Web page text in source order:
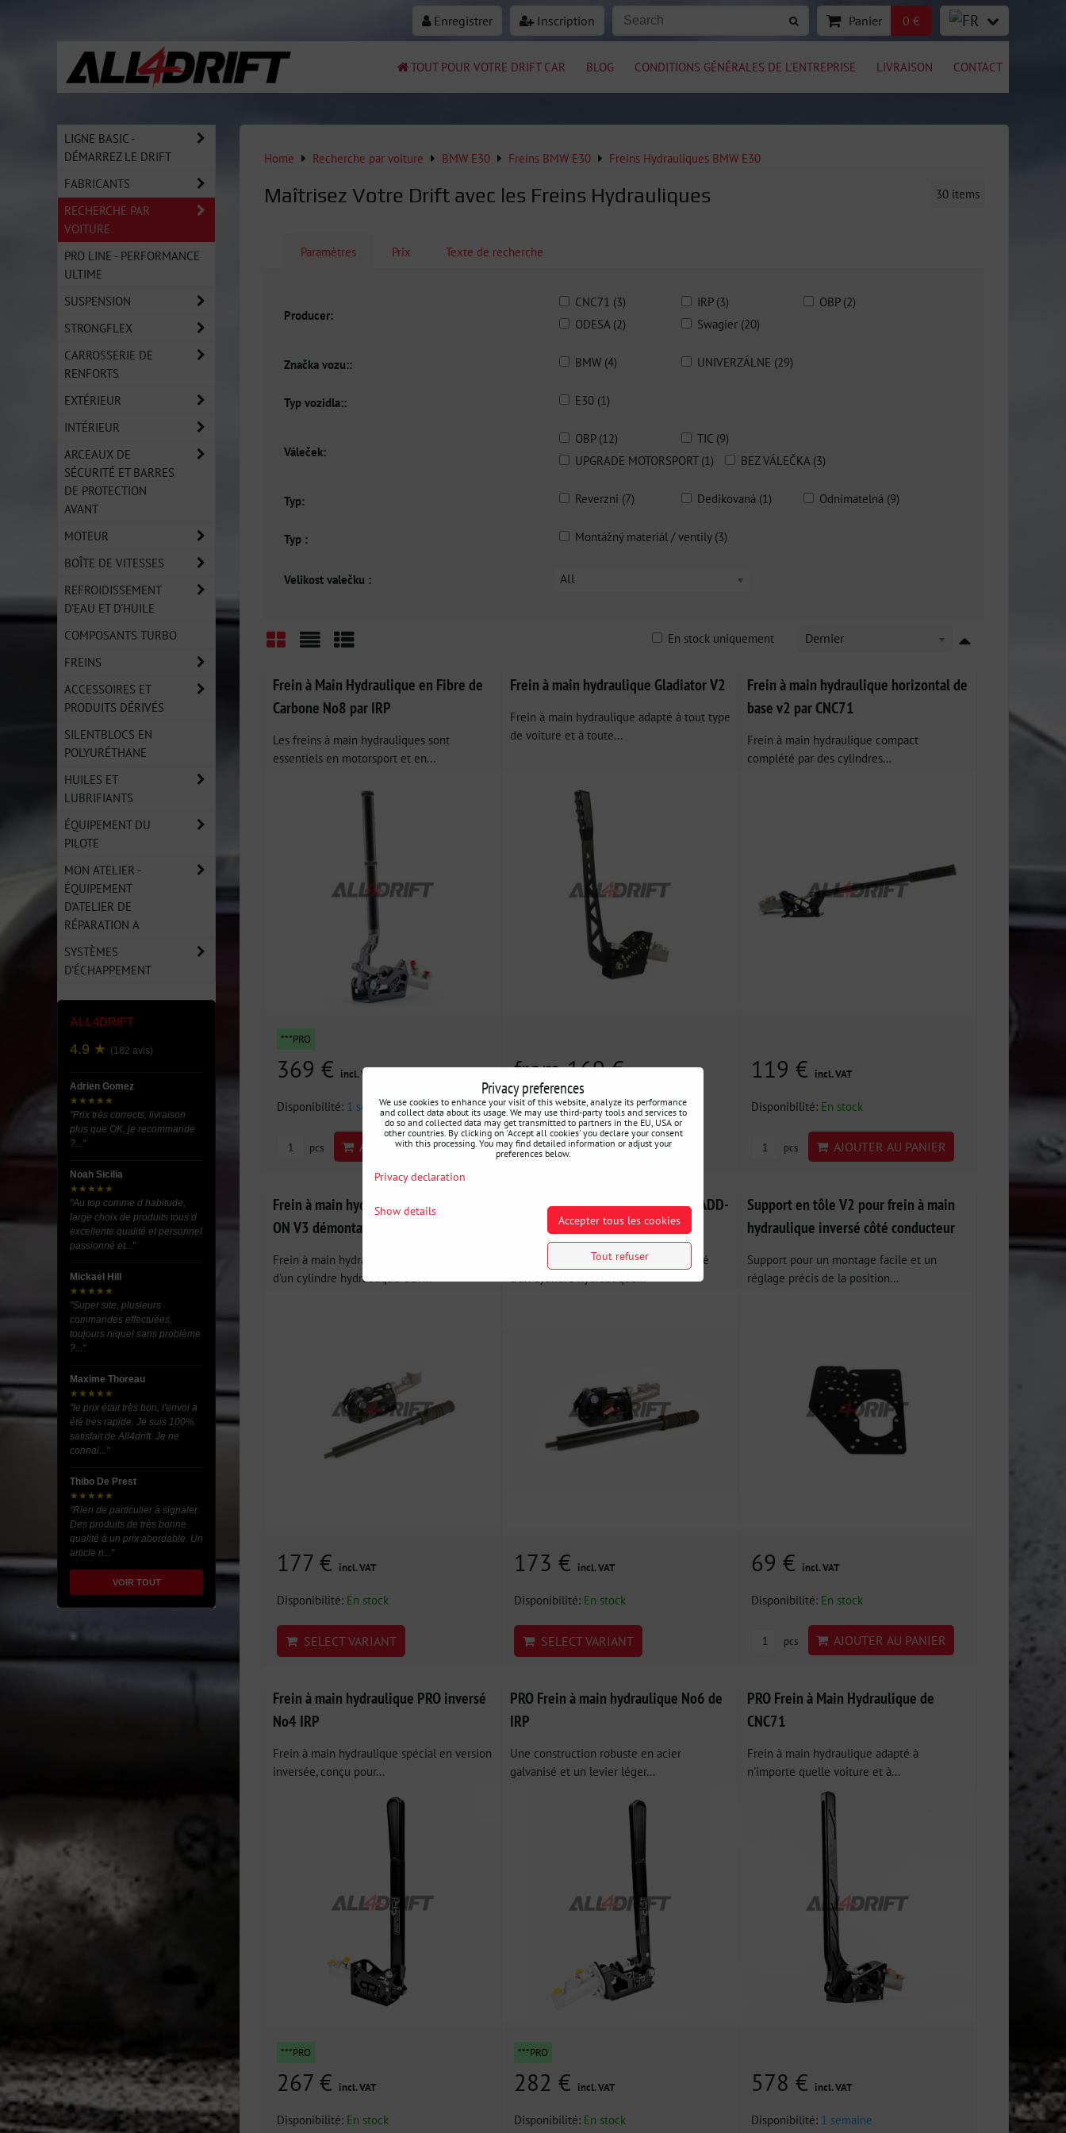
Enregistrer Inscription Panier 0 €
TOUT POUR VOTRE DRIFT CAR BLOG CONDITIONS GÉNÉRALES DE L'ENTREPRISE LIVRAISON CONTACT
Home Recherche par voiture BMW E30 Freins BMW E30 Freins Hydrauliques BMW E30
Maîtrisez Votre Drift avec les Freins Hydrauliques 30 items
Paramètres Prix Texte de recherche
Producer:
CNC71 (3) IRP (3)
OBP (2)
ODESA (2)
Swagier (20)
Značka vozu:: BMW (4) UNIVERZÁLNE (29)
Typ vozidla:: E30 (1)
Váleček:
OBP (12)
TIC (9)
UPGRADE MOTORSPORT (1)
BEZ VÁLEČKA (3)
Typ: Reverzni (7) Dedikovaná (1) Odnimatelná (9)
Typ : Montážný materiál / ventily (3)
Velikost valečku : All
Dernier
En stock uniquement
Frein à Main Hydraulique en Fibre de
Carbone No8 par IRP
Les freins à main hydrauliques sont
essentiels en motorsport et en...
***PRO
369 € incl. VAT
Disponibilité: 1 semaine
pcs AJOUTER AU PANIER
Frein à main hydraulique Gladiator V2
Frein à main hydraulique adapté à tout type
de voiture et à toute...
from 169 €
Disponibilité:En stock
SELECT VARIANT
Frein à main hydraulique horizontal de
base v2 par CNC71
Frein à main hydraulique compact
complété par des cylindres...
119 € incl. VAT
Disponibilité: En stock
pcs AJOUTER AU PANIER
Frein à main hydraulique inversé ADD-
ON V3 démontable avec réservoir
Frein à main hydraulique compact doté
d'un cylindre hydraulique OBP...
177 € incl. VAT
Disponibilité: En stock
SELECT VARIANT
Frein à main hydraulique inversé ADD-
ON V3 Démontable
Frein à main hydraulique compact, doté
173 € incl. VAT
Disponibilité: En stock
SELECT VARIANT
Support en tôle V2 pour frein à main
hydraulique inversé côté conducteur
Support pour un montage facile et un
réglage précis de la position...
69 € incl. VAT
Disponibilité: En stock
pcs AJOUTER AU PANIER
Frein à main hydraulique PRO inversé
No4 IRP
Frein à main hydraulique spécial en version
inversée, conçu pour...
***PRO
267 € incl. VAT
Disponibilité: En stock
PRO Frein à main hydraulique No6 de
IRP
Une construction robuste en acier
galvanisé et un levier léger...
***PRO
282 € incl. VAT
Disponibilité: En stock
PRO Frein à Main Hydraulique de
CNC71
Frein à main hydraulique adapté à
n'importe quelle voiture et à...
578 € incl. VAT
Disponibilité: 1 semaine
LIGNE BASIC -
DÉMARREZ LE DRIFT
FABRICANTS
RECHERCHE PAR
VOITURE
PRO LINE - PERFORMANCE
ULTIME
SUSPENSION
STRONGFLEX
CARROSSERIE DE
RENFORTS
EXTÉRIEUR
INTÉRIEUR
ARCEAUX DE
SÉCURITÉ ET BARRES
DE PROTECTION
AVANT
MOTEUR
BOÎTE DE VITESSES
REFROIDISSEMENT
D'EAU ET D'HUILE
COMPOSANTS TURBO
FREINS
ACCESSOIRES ET
PRODUITS DÉRIVÉS
SILENTBLOCS EN
POLYURÉTHANE
HUILES ET
LUBRIFIANTS
ÉQUIPEMENT DU
PILOTE
MON ATELIER -
ÉQUIPEMENT
D'ATELIER DE
RÉPARATION A
SYSTÈMES
D'ÉCHAPPEMENT
ALL4DRIFT
4.9 ★ (182 avis)
Adrien Gomez
★★★★★
"Prix très corrects, livraison
plus que OK, je recommande
?..."
Noah Sicilia
★★★★★
"Au top comme d habitude,
large choix de produits tous d
excellente qualité et personnel
passionné et..."
Mickael Hill
★★★★★
"Super site, plusieurs
commandes effectuées,
toujours niquel sans problème
?..."
Maxime Thoreau
★★★★★
"le prix était très bon, l'envoi a
été très rapide. Je suis 100%
satisfait de All4drift. Je ne
connai..."
Thibo De Prest
★★★★★
"Rien de particulier à signaler.
Des produits de très bonne
qualité à un prix abordable. Un
article n..."
VOIR TOUT
Privacy preferences
We use cookies to enhance your visit of this website, analyze its performance
and collect data about its usage. We may use third-party tools and services to
do so and collected data may get transmitted to partners in the EU, USA or
other countries. By clicking on 'Accept all cookies' you declare your consent
with this processing. You may find detailed information or adjust your
preferences below.
Privacy declaration
Show details
Accepter tous les cookies
Tout refuser